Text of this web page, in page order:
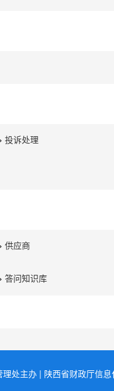
投诉处理
供应商
答问知识库
处主办 | 陕西省财政厅信